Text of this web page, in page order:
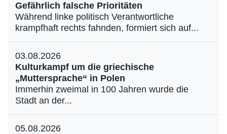
Gefährlich falsche Prioritäten
Während linke politisch Verantwortliche
krampfhaft rechts fahnden, formiert sich auf...
03.08.2026
Kulturkampf um die griechische
„Muttersprache“ in Polen
Immerhin zweimal in 100 Jahren wurde die
Stadt an der...
05.08.2026